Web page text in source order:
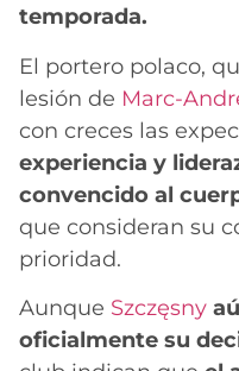
temporada.
El portero polaco,
lesión de Marc-
con creces las
experiencia y
convencido al
que consideran su
prioridad.
Aunque Szczęsny
oficialmente su